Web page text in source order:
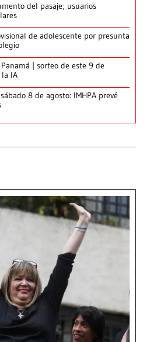
del pasaje; usuarios
de adolescente por presunta
| sorteo de este 9 de
IA
8 de agosto: IMHPA prevé